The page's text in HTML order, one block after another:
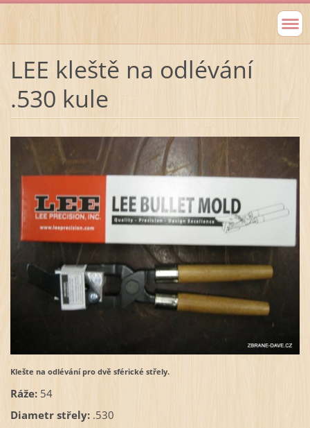
LEE kleště na odlévání
.530 kule
Klešte na odlévání pro dvě sférické střely.
Ráže: 54
Diametr střely:.530